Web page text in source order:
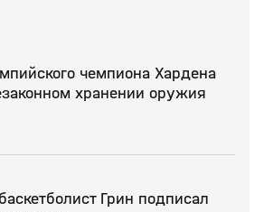
чемпиона Хардена
хранении оружия
Грин подписал